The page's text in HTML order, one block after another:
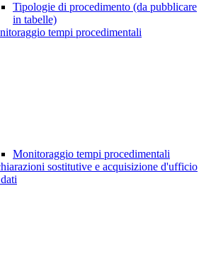
Tipologie di procedimento (da pubblicare
in tabelle)
tempi procedimentali
Monitoraggio tempi procedimentali
sostitutive e acquisizione d'ufficio